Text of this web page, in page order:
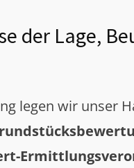
der Lage,
legen wir unser